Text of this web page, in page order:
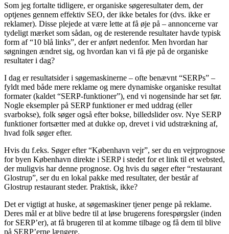
Som jeg fortalte tidligere, er organiske søgeresultater dem, der
optjenes gennem effektiv SEO, der ikke betales for (dvs. ikke er
reklamer). Disse plejede at være lette at få øje på – annoncerne var
tydeligt mærket som sådan, og de resterende resultater havde typisk
form af “10 blå links”, der er anført nedenfor. Men hvordan har
søgningen ændret sig, og hvordan kan vi få øje på de organiske
resultater i dag?
I dag er resultatsider i søgemaskinerne – ofte benævnt “SERPs” –
fyldt med både mere reklame og mere dynamiske organiske resultat
formater (kaldet “SERP-funktioner”), end vi nogensinde har set før.
Nogle eksempler på SERP funktioner er med uddrag (eller
svarbokse), folk søger også efter bokse, billedslider osv. Nye SERP
funktioner fortsætter med at dukke op, drevet i vid udstrækning af,
hvad folk søger efter.
Hvis du f.eks. Søger efter “København vejr”, ser du en vejrprognose
for byen København direkte i SERP i stedet for et link til et websted,
der muligvis har denne prognose. Og hvis du søger efter “restaurant
Glostrup”, ser du en lokal pakke med resultater, der består af
Glostrup restaurant steder. Praktisk, ikke?
Det er vigtigt at huske, at søgemaskiner tjener penge på reklame.
Deres mål er at blive bedre til at løse brugerens forespørgsler (inden
for SERP’er), at få brugeren til at komme tilbage og få dem til blive
på SERP’erne længere.